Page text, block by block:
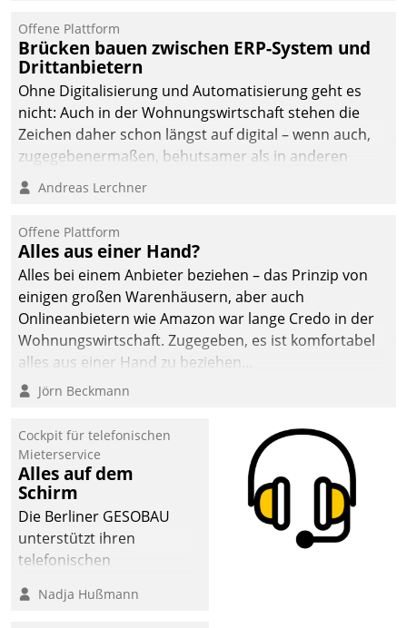
Einsparungen durch optimierte und automatisierte
Prozesse. Doch man darf nicht zu viel erwarten: Allein
mit der Einführung einer neuen Software ist es nicht
getan. Die Digitalisierung erfordert von Unternehmen
die Bereitschaft, sich zu überprüfen, zu hinterfragen
und zu verändern.
Offene Plattform
Brücken bauen zwischen ERP-System und
Drittanbietern
Ohne Digitalisierung und Automatisierung geht es
nicht: Auch in der Wohnungswirtschaft stehen die
Zeichen daher schon längst auf digital – wenn auch,
zugegebenermaßen, behutsamer als in anderen
Branchen.
Andreas Lerchner
Offene Plattform
Alles aus einer Hand?
Alles bei einem Anbieter beziehen – das Prinzip von
einigen großen Warenhäusern, aber auch
Onlineanbietern wie Amazon war lange Credo in der
Wohnungswirtschaft. Zugegeben, es ist komfortabel
alles aus einer Hand zu beziehen...
Jörn Beckmann
Cockpit für telefonischen
Mieterservice
Alles auf dem
Schirm
Die Berliner GESOBAU
unterstützt ihren
telefonischen
digitalen Cockpit, das
Nadja Hußmann